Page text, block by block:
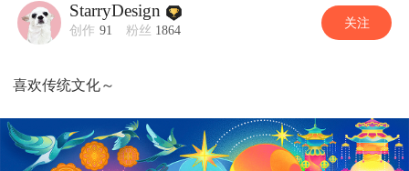
StarryDesign
创作 91 粉丝 1864 关注
喜欢传统文化～